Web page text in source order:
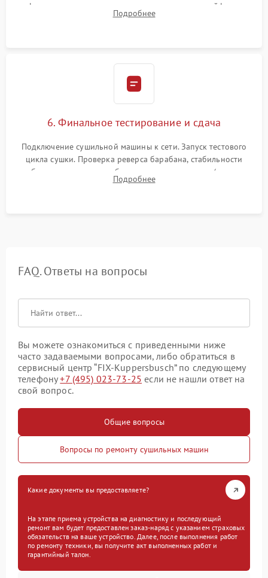
фиксация всех узлов, подключение клемм и шлейфов к
модулю управления. Монтаж корпусных панелей, люка и
Подробнее
6. Финальное тестирование и сдача
Подключение сушильной машины к сети. Запуск тестового
цикла сушки. Проверка реверса барабана, стабильности
набора температуры, работы дренажного насоса (откачка
конденсата) и отсутствия посторонних скрипов, стуков или
Подробнее
FAQ. Ответы на вопросы
Вы можете ознакомиться с приведенными ниже
часто задаваемыми вопросами, либо обратиться в
сервисный центр “FIX-Kuppersbusch” по следующему
телефону+7 (495) 023-73-25 если не нашли ответ на
свой вопрос.
Общие вопросы
Вопросы по ремонту сушильных машин
Какие документы вы предоставляете?
На этапе приема устройства на диагностику и последующий
ремонт вам будет предоставлен заказ-наряд с указанием страховых
обязательств на ваше устройство. Далее, после выполнения работ
по ремонту техники, вы получите акт выполненных работ и
гарантийный талон.